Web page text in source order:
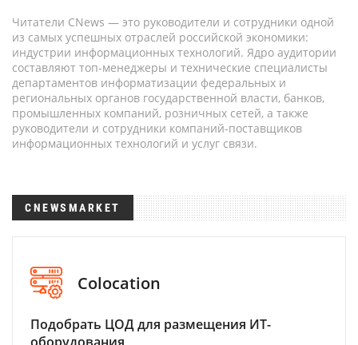
Читатели CNews — это руководители и сотрудники одной
из самых успешных отраслей российской экономики:
индустрии информационных технологий. Ядро аудитории
составляют топ-менеджеры и технические специалисты
департаментов информатизации федеральных и
региональных органов государственной власти, банков,
промышленных компаний, розничных сетей, а также
руководители и сотрудники компаний-поставщиков
информационных технологий и услуг связи.
CNEWSMARKET
Colocation
Подобрать ЦОД для размещения ИТ-